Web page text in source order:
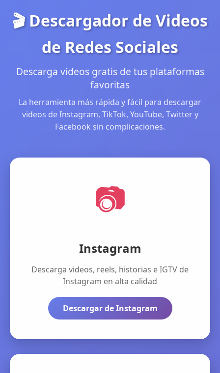
🎬 Descargador de Videos
de Redes Sociales
Descarga videos gratis de tus plataformas
favoritas
La herramienta más rápida y fácil para descargar
videos de Instagram, TikTok, YouTube, Twitter y
Facebook sin complicaciones.
📷
Instagram
Descarga videos, reels, historias e IGTV de
Instagram en alta calidad
Descargar de Instagram